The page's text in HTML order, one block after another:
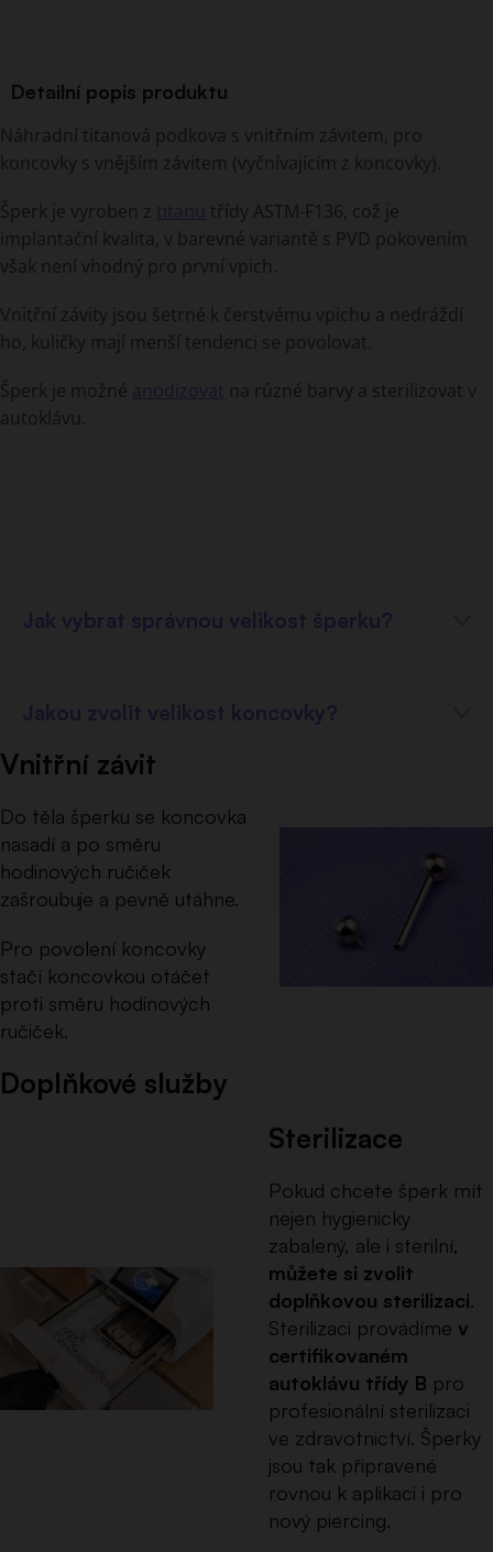
Detailní popis produktu
Náhradní titanová podkova s vnitřním závitem, pro
koncovky s vnějším závitem (vyčnívajícím z koncovky).
Šperk je vyroben z
třídy ASTM-F136, což je
implantační kvalita, v barevné variantě s PVD pokovením
však není vhodný pro první vpich.
Vnitřní závity jsou šetrné k čerstvému vpichu a nedráždí
ho, kuličky mají menší tendenci se povolovat.
Šperk je možné
na různé barvy a sterilizovat v
autoklávu.
Vnitřní závit
Do těla šperku se koncovka
nasadí a po směru
hodinových ručiček
zašroubuje a pevně utáhne.
Pro povolení koncovky
stačí koncovkou otáčet
proti směru hodinových
ručiček.
Doplňkové služby
Sterilizace
Pokud chcete šperk mít
nejen hygienicky
zabalený, ale i sterilní,
můžete si zvolit
doplňkovou sterilizaci.
Sterilizaci provádíme v
certifikovaném
autoklávu třídy B pro
profesionální sterilizaci
ve zdravotnictví. Šperky
jsou tak připravené
rovnou k aplikaci i pro
nový piercing.